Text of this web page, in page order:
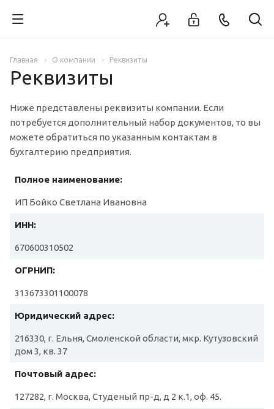
Главная О компании Реквизиты
Реквизиты
Ниже представлены реквизиты компании. Если
потребуется дополнительный набор документов, то вы
можете обратиться по указанным контактам в
бухгалтерию предприятия.
Полное наименование:
ИП Бойко Светлана Ивановна
ИНН:
670600310502
ОГРНИП:
313673301100078
Юридический адрес:
216330, г. Ельня, Смоленской области, мкр. Кутузовский
дом 3, кв. 37
Почтовый адрес:
127282, г. Москва, Студеный пр-д, д 2 к.1, оф. 45.